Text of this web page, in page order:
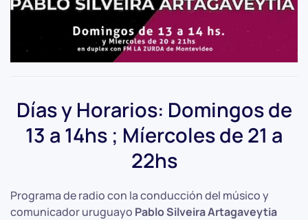
Días y Horarios: Domingos de
13 a 14hs ; Míercoles de 21 a
22hs
Programa de radio con la conducción del músico y
comunicador uruguayo Pablo Silveira Artagaveytia